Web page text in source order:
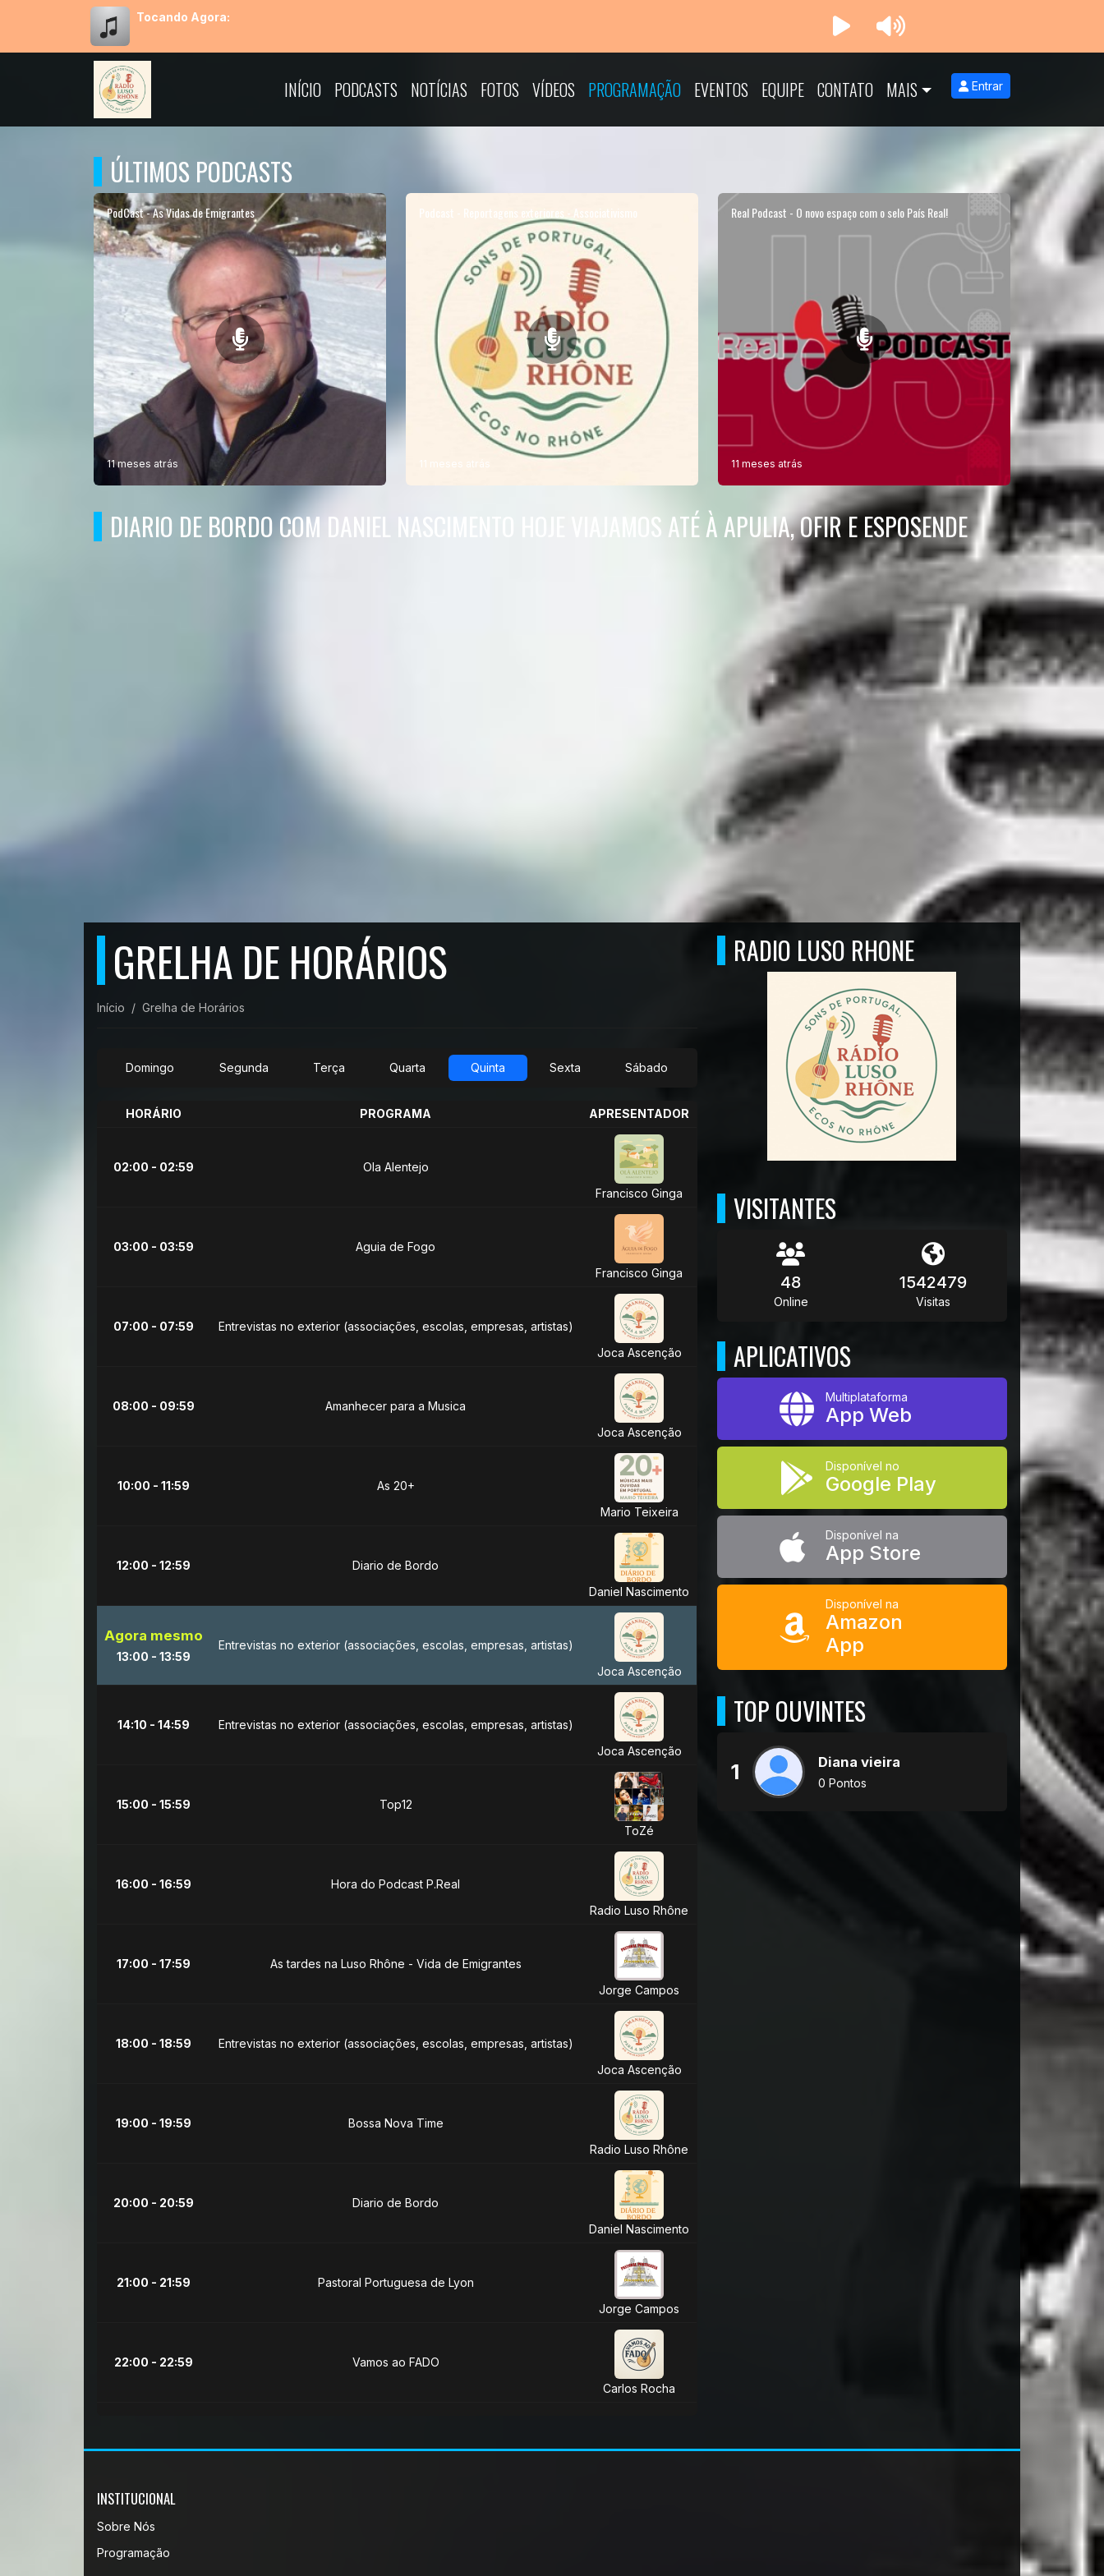
Tocando Agora:
INÍCIO PODCASTS NOTÍCIAS FOTOS VÍDEOS PROGRAMAÇÃO EVENTOS EQUIPE CONTATO MAIS Entrar
ÚLTIMOS PODCASTS
PodCast - As Vidas de Emigrantes
11 meses atrás
Podcast - Reportagens exteriores - Associativismo
11 meses atrás
Real Podcast - O novo espaço com o selo País Real!
11 meses atrás
DIARIO DE BORDO COM DANIEL NASCIMENTO HOJE VIAJAMOS ATÉ À APULIA, OFIR E ESPOSENDE
GRELHA DE HORÁRIOS
Início Grelha de Horários
Domingo Segunda Terça Quarta Quinta Sexta Sábado
HORÁRIO PROGRAMA APRESENTADOR
02:00 - 02:59
Ola Alentejo
Francisco Ginga
03:00 - 03:59
Aguia de Fogo
Francisco Ginga
07:00 - 07:59
Entrevistas no exterior (associações, escolas, empresas, artistas)
Joca Ascenção
08:00 - 09:59
Amanhecer para a Musica
Joca Ascenção
10:00 - 11:59
As 20+
Mario Teixeira
12:00 - 12:59
Diario de Bordo
Daniel Nascimento
Agora mesmo
13:00 - 13:59
Entrevistas no exterior (associações, escolas, empresas, artistas)
Joca Ascenção
14:10 - 14:59
Entrevistas no exterior (associações, escolas, empresas, artistas)
Joca Ascenção
15:00 - 15:59
Top12
ToZé
16:00 - 16:59
Hora do Podcast P.Real
Radio Luso Rhône
17:00 - 17:59
As tardes na Luso Rhône - Vida de Emigrantes
Jorge Campos
18:00 - 18:59
Entrevistas no exterior (associações, escolas, empresas, artistas)
Joca Ascenção
19:00 - 19:59
Bossa Nova Time
Radio Luso Rhône
20:00 - 20:59
Diario de Bordo
Daniel Nascimento
21:00 - 21:59
Pastoral Portuguesa de Lyon
Jorge Campos
22:00 - 22:59
Vamos ao FADO
Carlos Rocha
RADIO LUSO RHONE
VISITANTES
48
Online
1542479
Visitas
APLICATIVOS
Multiplataforma
App Web
Disponível no
Google Play
Disponível na
App Store
Disponível na
Amazon
App
TOP OUVINTES
1 Diana vieira
0 Pontos
INSTITUCIONAL
Sobre Nós
Programação